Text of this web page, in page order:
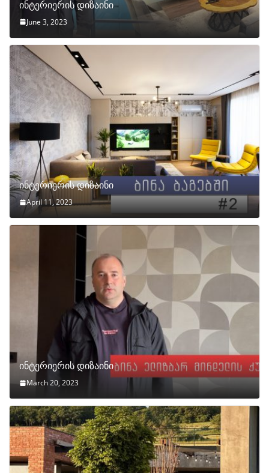
ინტერიერის დიზაინი
June 3, 2023
ინტერიერის დიზაინი
April 11, 2023
ინტერიერის დიზაინი
March 20, 2023